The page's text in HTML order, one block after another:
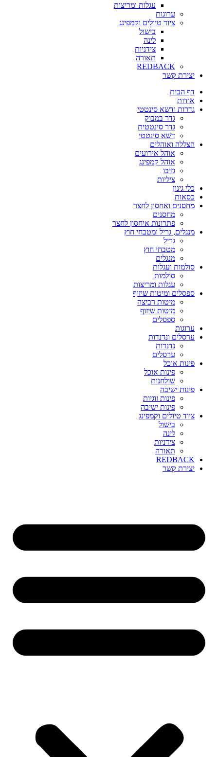
עגלות ומריצות
ערוגות
ציוד טיולים וקמפינג
בישול
לינה
צידניות
תאורה
REDBACK
יצירת קשר
דף הבית
אודות
גדרות ודשא סינטטי
גדר במבוק
גדר סינטטית
דשא סינטטי
הצללה ואוהלים
אוהל אירועים
אוהל קמפינג
גזיבו
ציליות
כלי גינון
כסאות
מחסנים ואחסון לחצר
מחסנים
פתרונות איחסון לחצר
מנגלים, גריל ומטבחי חוץ
גריל
מטבחי חוץ
מנגלים
סולמות ועגלות
סולמות
עגלות ומריצות
ספסלים ומיטות שיזוף
מיטות רביצה
מיטות שיזוף
ספסלים
ערוגות
ערסלים ונדנדות
נדנדות
ערסלים
פינות אוכל
פינות אוכל
שולחנות
פינות ישיבה
פינות זוגיות
פינות ישיבה
ציוד טיולים וקמפינג
בישול
לינה
צידניות
תאורה
REDBACK
יצירת קשר